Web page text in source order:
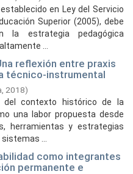
en Ley del Servicio
Superior (2005), debe
la estrategia pedagógica
...
reflexión entre praxis
técnico-instrumental
2018)
del contexto histórico de la
una labor propuesta desde
herramientas y estrategias
...
como integrantes
permanente e